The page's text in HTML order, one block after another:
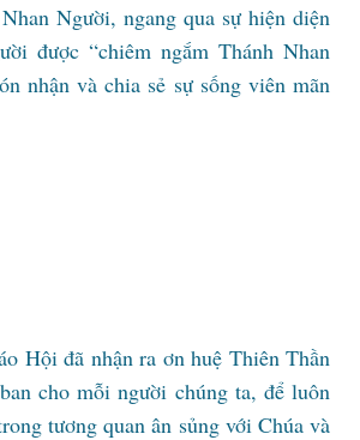
Người, ngang qua sự hiện diện
được “chiêm ngắm Thánh Nhan
nhận và chia sẻ sự sống viên mãn
Hội đã nhận ra ơn huệ Thiên Thần
cho mỗi người chúng ta, để luôn
tương quan ân sủng với Chúa và